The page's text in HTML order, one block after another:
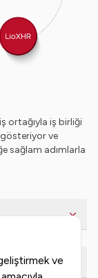
ve
ortağıyla iş birliği
ve
sağlam adımlarla